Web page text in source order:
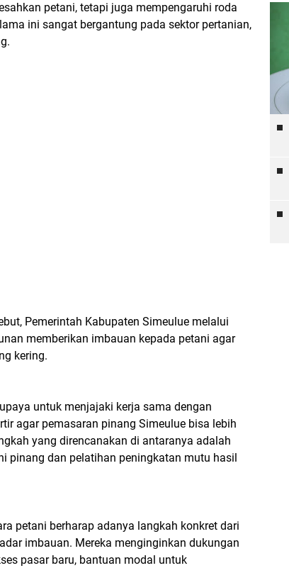
petani, tetapi juga mempengaruhi roda
ini sangat bergantung pada sektor pertanian,
Pemerintah Kabupaten Simeulue melalui
memberikan imbauan kepada petani agar
kering.
untuk menjajaki kerja sama dengan
agar pemasaran pinang Simeulue bisa lebih
yang direncanakan di antaranya adalah
pinang dan pelatihan peningkatan mutu hasil
petani berharap adanya langkah konkret dari
imbauan. Mereka menginginkan dukungan
pasar baru, bantuan modal untuk